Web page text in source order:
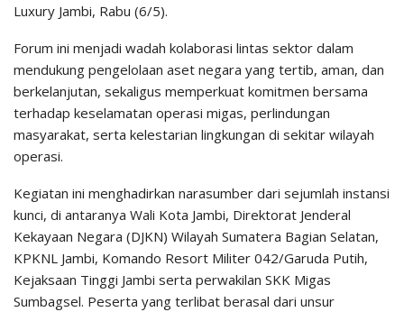
Luxury Jambi, Rabu (6/5).
Forum ini menjadi wadah kolaborasi lintas sektor dalam
mendukung pengelolaan aset negara yang tertib, aman, dan
berkelanjutan, sekaligus memperkuat komitmen bersama
terhadap keselamatan operasi migas, perlindungan
masyarakat, serta kelestarian lingkungan di sekitar wilayah
operasi.
Kegiatan ini menghadirkan narasumber dari sejumlah instansi
kunci, di antaranya Wali Kota Jambi, Direktorat Jenderal
Kekayaan Negara (DJKN) Wilayah Sumatera Bagian Selatan,
KPKNL Jambi, Komando Resort Militer 042/Garuda Putih,
Kejaksaan Tinggi Jambi serta perwakilan SKK Migas
Sumbagsel. Peserta yang terlibat berasal dari unsur